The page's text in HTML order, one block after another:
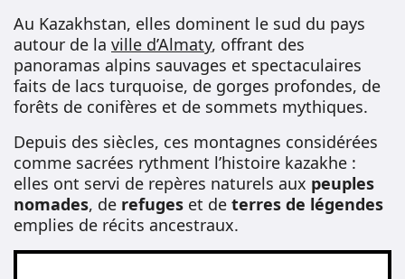
Au Kazakhstan, elles dominent le sud du pays
autour de la ville d’Almaty, offrant des
panoramas alpins sauvages et spectaculaires
faits de lacs turquoise, de gorges profondes, de
forêts de conifères et de sommets mythiques.
Depuis des siècles, ces montagnes considérées
comme sacrées rythment l’histoire kazakhe :
elles ont servi de repères naturels aux peuples
nomades, de refuges et de terres de légendes
emplies de récits ancestraux.